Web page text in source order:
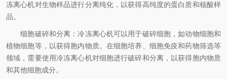
冻离心机对生物样品进行分离纯化，以获得高纯度的蛋白质和核酸样
品。
细胞破碎和分离：冷冻离心机可以用于破碎细胞，如动物细胞和
植物细胞等，以获得胞内物质。在细胞培养、细胞免疫和药物筛选等
领域，需要使用冷冻离心机对细胞进行破碎和分离，以获得胞内物质
和其他细胞成分。